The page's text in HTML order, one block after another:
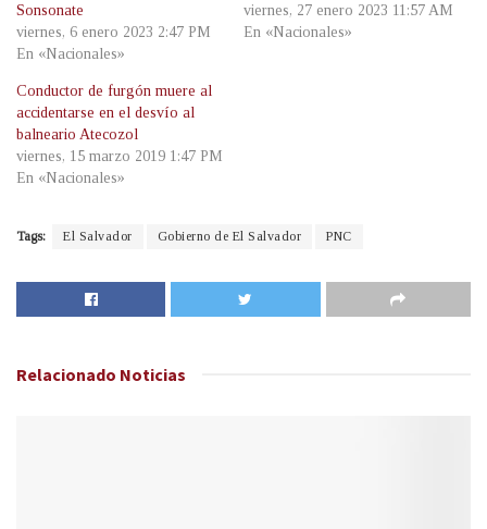
Sonsonate
viernes, 6 enero 2023 2:47 PM
En «Nacionales»
viernes, 27 enero 2023 11:57 AM
En «Nacionales»
Conductor de furgón muere al
accidentarse en el desvío al
balneario Atecozol
viernes, 15 marzo 2019 1:47 PM
En «Nacionales»
Tags: El Salvador Gobierno de El Salvador PNC
Relacionado Noticias